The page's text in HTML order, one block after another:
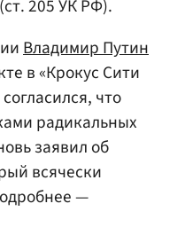
205 УК РФ).
Владимир Путин
в «Крокус Сити
что
радикальных
заявил об
всячески
—